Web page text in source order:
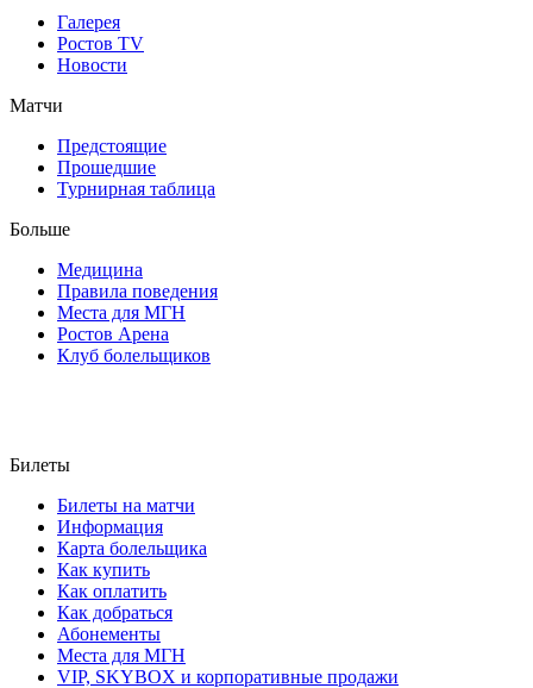
Галерея
Ростов TV
Новости
Матчи
Предстоящие
Прошедшие
Турнирная таблица
Больше
Медицина
Правила поведения
Места для МГН
Ростов Арена
Клуб болельщиков
Билеты
Билеты на матчи
Информация
Карта болельщика
Как купить
Как оплатить
Как добраться
Абонементы
Места для МГН
VIP, SKYBOX и корпоративные продажи